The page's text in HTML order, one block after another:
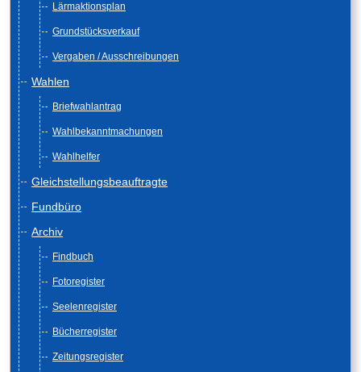
Lärmaktionsplan
Grundstücksverkauf
Vergaben / Ausschreibungen
Wahlen
Briefwahlantrag
Wahlbekanntmachungen
Wahlhelfer
Gleichstellungsbeauftragte
Fundbüro
Archiv
Findbuch
Fotoregister
Seelenregister
Bücherregister
Zeitungsregister